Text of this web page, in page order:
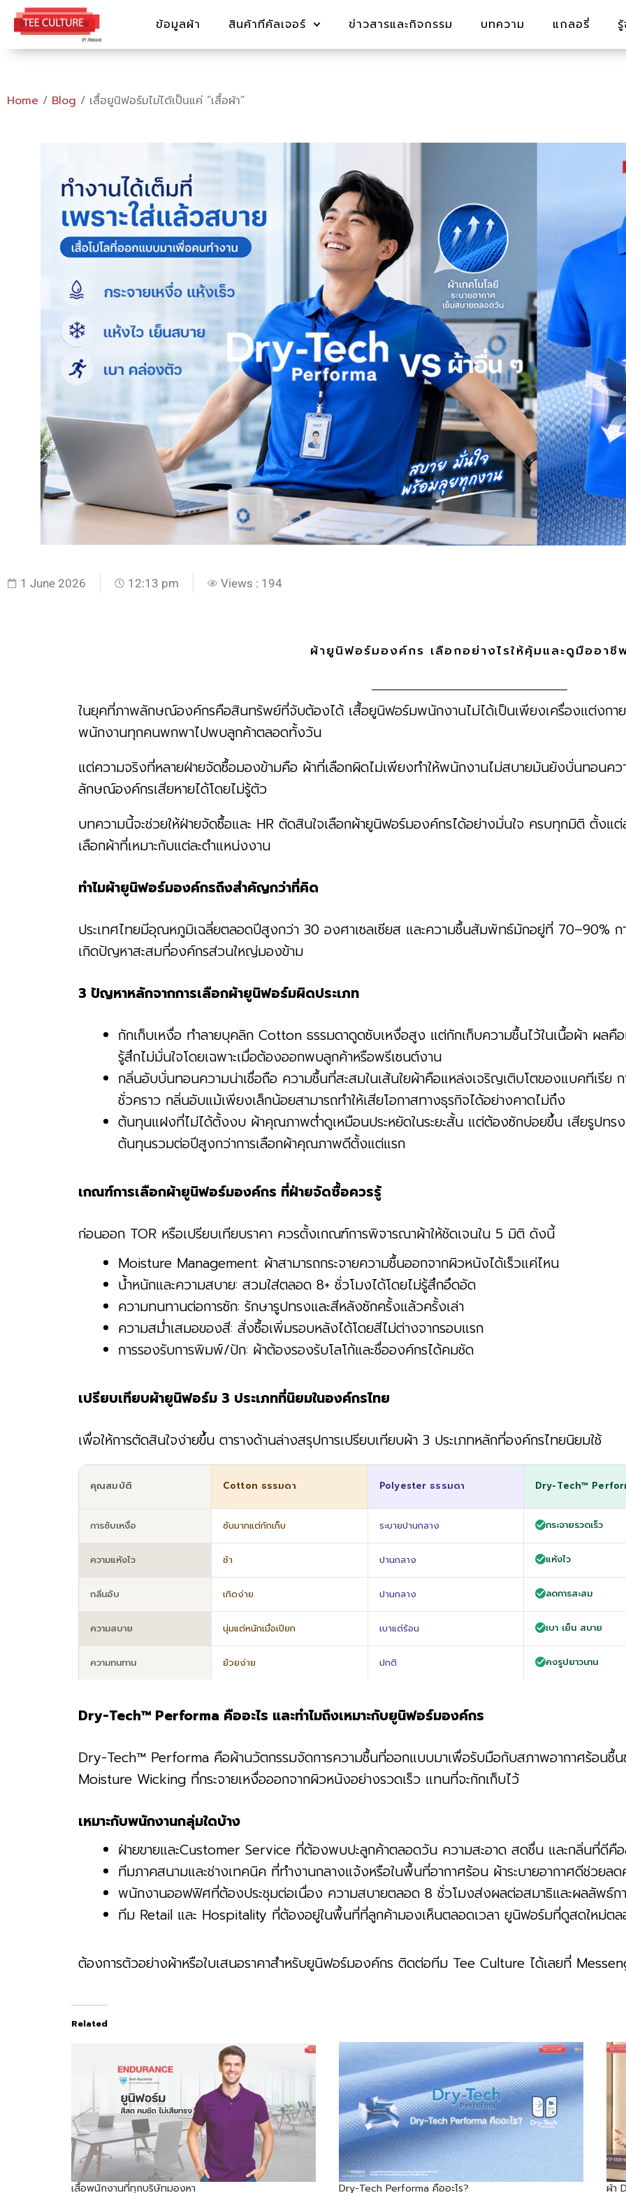
Skip
content
ข้อมูลผ้า สินค้าทีคัลเจอร์ ข่าวสารและกิจกรรม บทความ แกลอรี่
Home / Blog / เสื้อยูนิฟอร์มไม่ได้เป็นแค่ “เสื้อผ้า”
1 June 2026 12:13 pm Views : 194
ผ้ายูนิฟอร์มองค์กร เลือกอย่างไรให้คุ้มและดูมืออาชี
ในยุคที่ภาพลักษณ์องค์กรคือสินทรัพย์ที่จับต้องได้ เสื้อยูนิฟอร์มพนักงานไม่ได้เป็นเพียงเครื่องแต่งก
พนักงานทุกคนพกพาไปพบลูกค้าตลอดทั้งวัน
แต่ความจริงที่หลายฝ่ายจัดซื้อมองข้ามคือ ผ้าที่เลือกผิดไม่เพียงทำให้พนักงานไม่สบายมันยังบั่นทอนค
ลักษณ์องค์กรเสียหายได้โดยไม่รู้ตัว
บทความนี้จะช่วยให้ฝ่ายจัดซื้อและ HR ตัดสินใจเลือกผ้ายูนิฟอร์มองค์กรได้อย่างมั่นใจ ครบทุกมิติ ตั้ง
เลือกผ้าที่เหมาะกับแต่ละตำแหน่งงาน
ทำไมผ้ายูนิฟอร์มองค์กรถึงสำคัญกว่าที่คิด
ประเทศไทยมีอุณหภูมิเฉลี่ยตลอดปีสูงกว่า 30 องศาเซลเซียส และความชื้นสัมพัทธ์มักอยู่ที่ 70–90% ก
เกิดปัญหาสะสมที่องค์กรส่วนใหญ่มองข้าม
3 ปัญหาหลักจากการเลือกผ้ายูนิฟอร์มผิดประเภท
กักเก็บเหงื่อ ทำลายบุคลิก Cotton ธรรมดาดูดซับเหงื่อสูง แต่กักเก็บความชื้นไว้ในเนื้อผ้า ผลคื
รู้สึกไม่มั่นใจโดยเฉพาะเมื่อต้องออกพบลูกค้าหรือพรีเซนต์งาน
กลิ่นอับบั่นทอนความน่าเชื่อถือ ความชื้นที่สะสมในเส้นใยผ้าคือแหล่งเจริญเติบโตของแบคทีเรีย
ชั่วคราว กลิ่นอับแม้เพียงเล็กน้อยสามารถทำให้เสียโอกาสทางธุรกิจได้อย่างคาดไม่ถึง
ต้นทุนแฝงที่ไม่ได้ตั้งงบ ผ้าคุณภาพต่ำดูเหมือนประหยัดในระยะสั้น แต่ต้องซักบ่อยขึ้น เสียรูปทร
ต้นทุนรวมต่อปีสูงกว่าการเลือกผ้าคุณภาพดีตั้งแต่แรก
เกณฑ์การเลือกผ้ายูนิฟอร์มองค์กร ที่ฝ่ายจัดซื้อควรรู้
ก่อนออก TOR หรือเปรียบเทียบราคา ควรตั้งเกณฑ์การพิจารณาผ้าให้ชัดเจนใน 5 มิติ ดังนี้
Moisture Management: ผ้าสามารถกระจายความชื้นออกจากผิวหนังได้เร็วแค่ไหน
น้ำหนักและความสบาย: สวมใส่ตลอด 8+ ชั่วโมงได้โดยไม่รู้สึกอึดอัด
ความทนทานต่อการซัก: รักษารูปทรงและสีหลังซักครั้งแล้วครั้งเล่า
ความสม่ำเสมอของสี: สั่งซื้อเพิ่มรอบหลังได้โดยสีไม่ต่างจากรอบแรก
การรองรับการพิมพ์/ปัก: ผ้าต้องรองรับโลโก้และชื่อองค์กรได้คมชัด
เปรียบเทียบผ้ายูนิฟอร์ม 3 ประเภทที่นิยมในองค์กรไทย
เพื่อให้การตัดสินใจง่ายขึ้น ตารางด้านล่างสรุปการเปรียบเทียบผ้า 3 ประเภทหลักที่องค์กรไทยนิยมใช้
คุณสมบัติ Cotton ธรรมดา Polyester ธรรมดา Dry-Tech™
การซับเหงื่อ ซับมากแต่กักเก็บ ระบายปานกลาง กระจายรวดเร็ว
ความแห้งไว ช้า ปานกลาง แห้งไว
กลิ่นอับ เกิดง่าย ปานกลาง ลดการสะสม
ความสบาย นุ่มแต่หนักเมื่อเปียก เบาแต่ร้อน เบา เย็น สบาย
ความทนทาน ย้วยง่าย ปกติ คงรูปยาวนาน
Dry-Tech™ Performa คืออะไร และทำไมถึงเหมาะกับยูนิฟอร์มองค์กร
Dry-Tech™ Performa คือผ้านวัตกรรมจัดการความชื้นที่ออกแบบมาเพื่อรับมือกับสภาพอากาศร้อนชื้
Moisture Wicking ที่กระจายเหงื่อออกจากผิวหนังอย่างรวดเร็ว แทนที่จะกักเก็บไว้
เหมาะกับพนักงานกลุ่มใดบ้าง
ฝ่ายขายและCustomer Service ที่ต้องพบปะลูกค้าตลอดวัน ความสะอาด สดชื่น และกลิ่นที่ดีคื
ทีมภาคสนามและช่างเทคนิค ที่ทำงานกลางแจ้งหรือในพื้นที่อากาศร้อน ผ้าระบายอากาศดีช่วยล
พนักงานออฟฟิศที่ต้องประชุมต่อเนื่อง ความสบายตลอด 8 ชั่วโมงส่งผลต่อสมาธิและผลลัพธ์ก
ทีม Retail และ Hospitality ที่ต้องอยู่ในพื้นที่ที่ลูกค้ามองเห็นตลอดเวลา ยูนิฟอร์มที่ดูสดใหม่ตล
ต้องการตัวอย่างผ้าหรือใบเสนอราคาสำหรับยูนิฟอร์มองค์กร ติดต่อทีม Tee Culture ได้เลยที่
Related
เสื้อพนักงานที่ทุกบริษัทมองหา Dry-Tech Performa คืออะไร? ผ้า